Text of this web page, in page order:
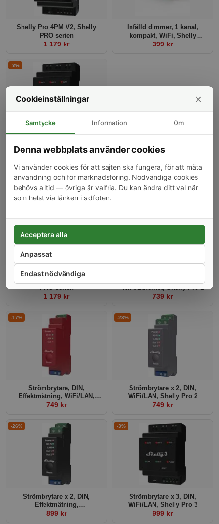
Shelly Pro 4PM V2, Shelly
PRO serien
1 179 kr
Infälld dimmer, 1 kanal,
kompakt, WiFi, Shelly
Dimmer 2
399 kr
-3%
Strömbrytare x 3, DIN,
999 kr
Relaterade produkter
Shelly Pro 4PM V2, Shelly
1 179 kr 739 kr
-17%
Strömbrytare, DIN,
Effektmätning, WiFi/LAN,
Shelly Pro 1PM v1
749 kr
-23%
Strömbrytare x 2, DIN,
WiFi/LAN, Shelly Pro 2
749 kr
-26%
Strömbrytare x 2, DIN,
Effektmätning,
WiFi/LAN,Shelly Pro 2PM
899 kr
-3%
Strömbrytare x 3, DIN,
WiFi/LAN, Shelly Pro 3
999 kr
Cookieinställningar ×
Samtycke Information Om
Denna webbplats använder cookies
Vi använder cookies för att sajten ska fungera, för att mäta
användning och för marknadsföring. Nödvändiga cookies
behövs alltid — övriga är valfria. Du kan ändra ditt val när
som helst via länken i sidfoten.
Endast nödvändiga
Anpassat
Acceptera alla